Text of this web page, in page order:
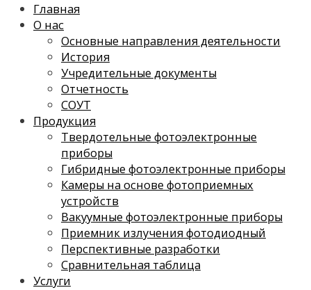
Главная
О нас
Основные направления деятельности
История
Учредительные документы
Отчетность
СОУТ
Продукция
Твердотельные фотоэлектронные
приборы
Гибридные фотоэлектронные приборы
Камеры на основе фотоприемных
устройств
Вакуумные фотоэлектронные приборы
Приемник излучения фотодиодный
Перспективные разработки
Сравнительная таблица
Услуги